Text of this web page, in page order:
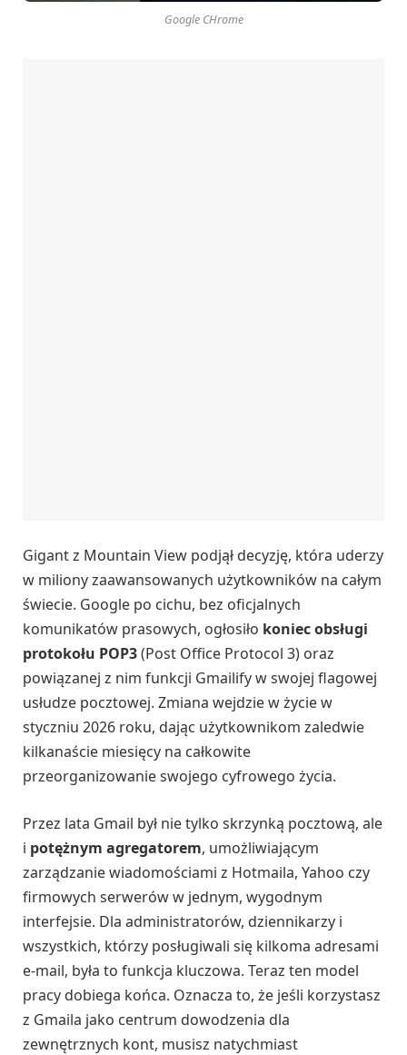
Google CHrome
Gigant z Mountain View podjął decyzję, która uderzy
w miliony zaawansowanych użytkowników na całym
świecie. Google po cichu, bez oficjalnych
komunikatów prasowych, ogłosiło koniec obsługi
protokołu POP3(Post Office Protocol 3) oraz
powiązanej z nim funkcji Gmailify w swojej flagowej
usłudze pocztowej. Zmiana wejdzie w życie w
styczniu 2026 roku, dając użytkownikom zaledwie
kilkanaście miesięcy na całkowite
przeorganizowanie swojego cyfrowego życia.
Przez lata Gmail był nie tylko skrzynką pocztową, ale
i potężnym agregatorem, umożliwiającym
zarządzanie wiadomościami z Hotmaila, Yahoo czy
firmowych serwerów w jednym, wygodnym
interfejsie. Dla administratorów, dziennikarzy i
wszystkich, którzy posługiwali się kilkoma adresami
e-mail, była to funkcja kluczowa. Teraz ten model
pracy dobiega końca. Oznacza to, że jeśli korzystasz
z Gmaila jako centrum dowodzenia dla
zewnętrznych kont, musisz natychmiast